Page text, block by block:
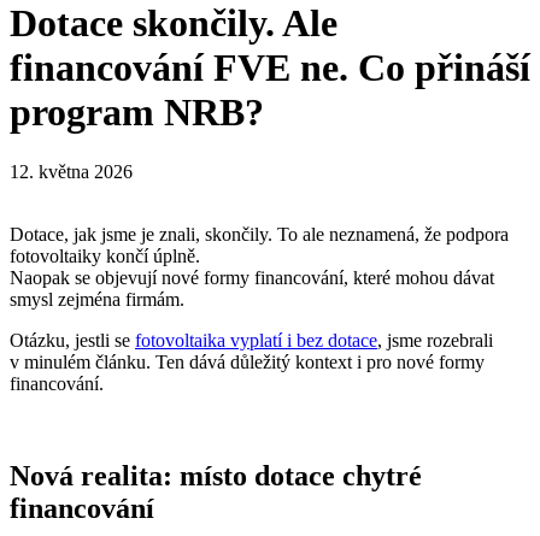
Dotace skončily. Ale
financování FVE ne. Co přináší
program NRB?
12. května 2026
Dotace, jak jsme je znali, skončily. To ale neznamená, že podpora
fotovoltaiky končí úplně.
Naopak se objevují nové formy financování, které mohou dávat
smysl zejména firmám.
Otázku, jestli se fotovoltaika vyplatí i bez dotace, jsme rozebrali
v minulém článku. Ten dává důležitý kontext i pro nové formy
financování.
Nová realita: místo dotace chytré
financování